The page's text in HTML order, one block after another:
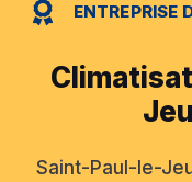
ENTREPRISE
Saint-Paul-le-